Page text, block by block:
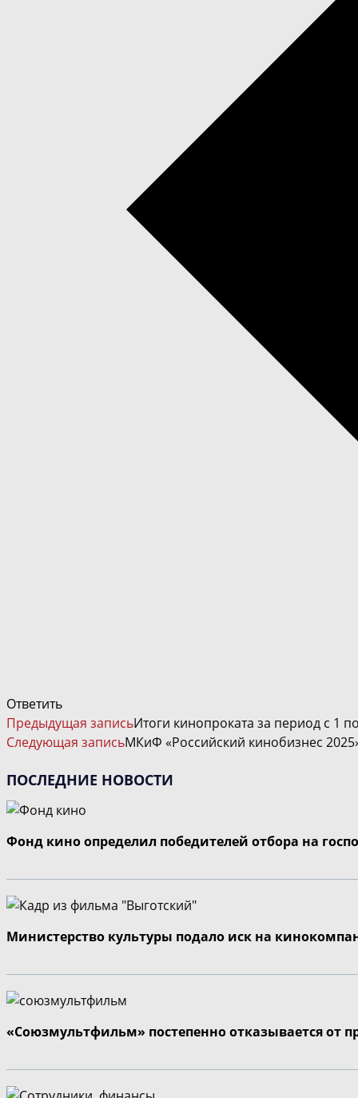
Ответить
ЧИТАТЬ
ДАЛЕЕ
СТАТЬИ
Предыдущая записьИтоги кинопроката за период с 1
Следующая записьМКиФ «Российский кинобизнес
ПОСЛЕДНИЕ НОВОСТИ
Фонд кино определил победителей отбора на
Министерство культуры подало иск на
«Союзмультфильм» постепенно отказывается от